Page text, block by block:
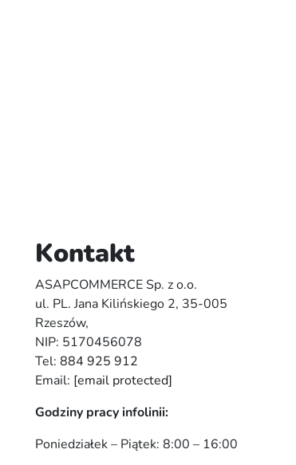
Kontakt
ASAPCOMMERCE Sp. z o.o.
ul. PL. Jana Kilińskiego 2, 35-005
Rzeszów,
NIP: 5170456078
Tel: 884 925 912
Email: [email protected]
Godziny pracy infolinii:
Poniedziałek – Piątek: 8:00 – 16:00